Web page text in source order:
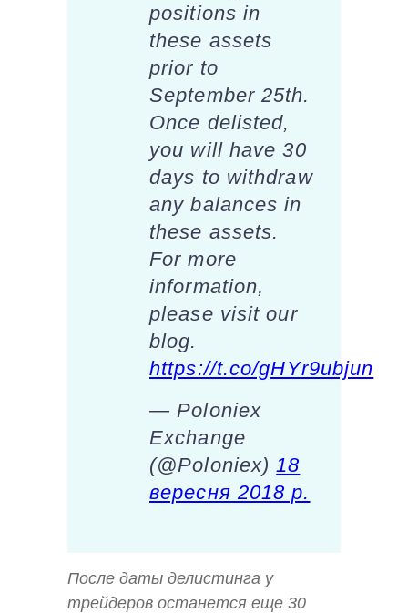
positions in
these assets
prior to
September 25th.
Once delisted,
you will have 30
days to withdraw
any balances in
these assets.
For more
information,
please visit our
blog.
https://t.co/gHYr9ubjun
— Poloniex
Exchange
(@Poloniex)18
вересня 2018 р.
После даты делистинга у
трейдеров останется еще 30